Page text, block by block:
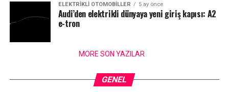
ELEKTRIKLI OTOMOBILLER 5 ay önce
Audi’den elektrikli dünyaya yeni giriş kapısı: A2
e-tron
MORE SON YAZILAR
GENEL